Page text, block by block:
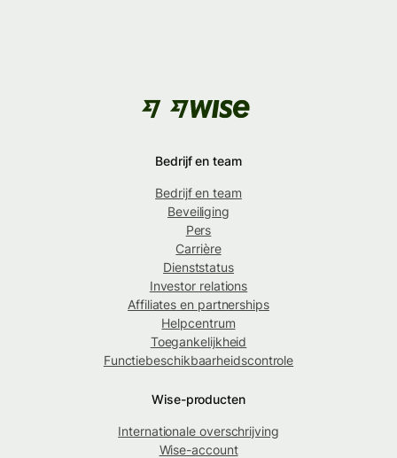
Bedrijf en team
Bedrijf en team
Beveiliging
Pers
Carrière
Dienststatus
Investor relations
Affiliates en partnerships
Helpcentrum
Toegankelijkheid
Functiebeschikbaarheidscontrole
Wise-producten
Internationale overschrijving
Wise-account